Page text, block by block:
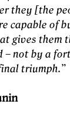
they [the
capable of
gives them
– not by a
triumph.”